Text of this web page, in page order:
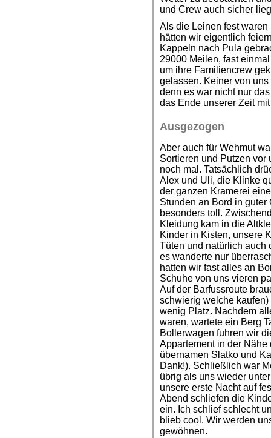
und Crew auch sicher
Als die Leinen fest waren
hätten wir eigentlich
Kappeln nach Pula
29000 Meilen, fast
um ihre Familiencrew
gelassen. Keiner von
denn es war nicht nur
das Ende unserer Zeit
Ausgezogen
Aber auch für Wehmut
Sortieren und Putzen vor
noch mal. Tatsächlich
Alex und Uli, die Klinke
der ganzen Kramerei
Stunden an Bord in
besonders toll.
Kleidung kam in die
Kinder in Kisten, unsere
Tüten und natürlich auch
es wanderte nur
hatten wir fast alles an
Schuhe von uns vieren
Auf der Barfussroute
schwierig welche
wenig Platz. Nachdem
waren, wartete ein Berg
Bollerwagen fuhren wir
Appartement in der
übernamen Slatko und
Dank!). Schließlich war
übrig als uns wieder
unsere erste Nacht auf
Abend schliefen die
ein. Ich schlief schlecht
blieb cool. Wir werden
gewöhnen.